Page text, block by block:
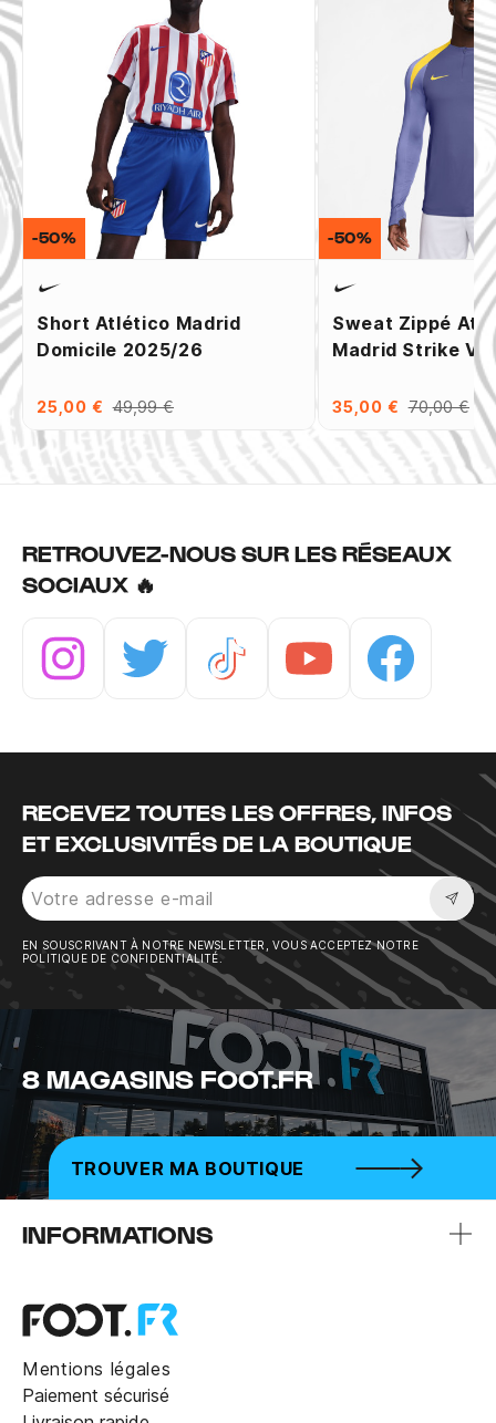
Short Atlético Madrid
Domicile 2025/26
25,00 € 49,99 €
-50%
Sweat Zippé
Madrid Strike
35,00 € 70,00 €
-50%
RETROUVEZ-NOUS SUR LES RÉSEAUX
SOCIAUX 🔥
RECEVEZ TOUTES LES OFFRES, INFOS
ET EXCLUSIVITÉS DE LA BOUTIQUE
EN SOUSCRIVANT À NOTRE NEWSLETTER, VOUS ACCEPTEZ NOTRE
POLITIQUE DE CONFIDENTIALITÉ.
8 MAGASINS FOOT.FR
TROUVER MA BOUTIQUE
INFORMATIONS
Mentions légales
Paiement sécurisé